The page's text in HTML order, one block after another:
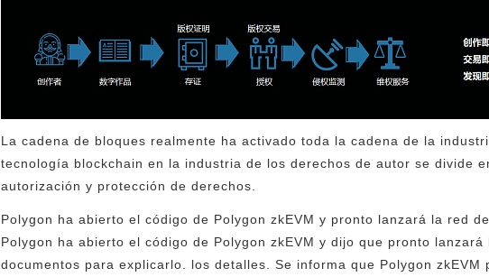
La cadena de bloques realmente ha activado toda la cadena de la
tecnología blockchain en la industria de los derechos de autor se divide
autorización y protección de derechos.
Polygon ha abierto el código de Polygon zkEVM y pronto lanzará la red
Polygon ha abierto el código de Polygon zkEVM y dijo que pronto
documentos para explicarlo. los detalles. Se informa que Polygon